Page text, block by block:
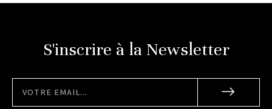
S'inscrire à la Newsletter